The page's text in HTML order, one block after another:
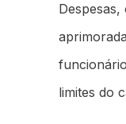
limites do